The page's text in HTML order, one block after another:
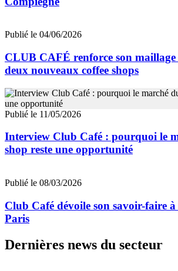
Publié le 04/06/2026
CLUB CAFÉ renforce son
deux nouveaux coffee shops
Publié le 11/05/2026
Interview Club Café : pourquoi le
shop reste une opportunité
Publié le 08/03/2026
Club Café dévoile son savoir-faire
Paris
Dernières news du secteur